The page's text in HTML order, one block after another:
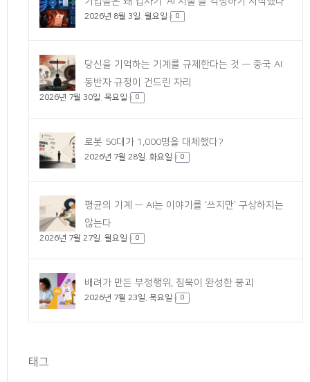
2026년 8월 3일. 월요일 0
당신을 기억하는 기계를 규제한다는 것 — 중국 AI
동반자 규정이 건드린 자리
2026년 7월 30일. 목요일 0
로봇 50대가 1,000명을 대체했다?
2026년 7월 28일. 화요일 0
평균의 기계 — AI는 이야기를 ‘쓰지만’ 구상하지는
않는다
2026년 7월 27일. 월요일 0
배려가 만든 부정행위, 침묵이 완성한 붕괴
2026년 7월 23일. 목요일 0
태그